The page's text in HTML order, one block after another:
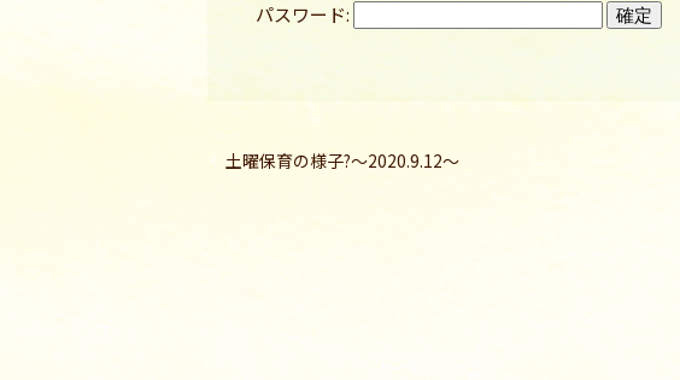
パスワード:
土曜保育の様子?～2020.9.12～